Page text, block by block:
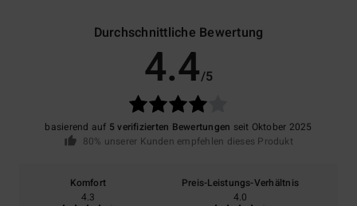
Durchschnittliche Bewertung
4.4/5
basierend auf 5 verifizierten Bewertungen seit Oktober 2025
80% unserer Kunden empfehlen dieses Produkt
Komfort
4.3
Preis-Leistungs-Verhältnis
4.0